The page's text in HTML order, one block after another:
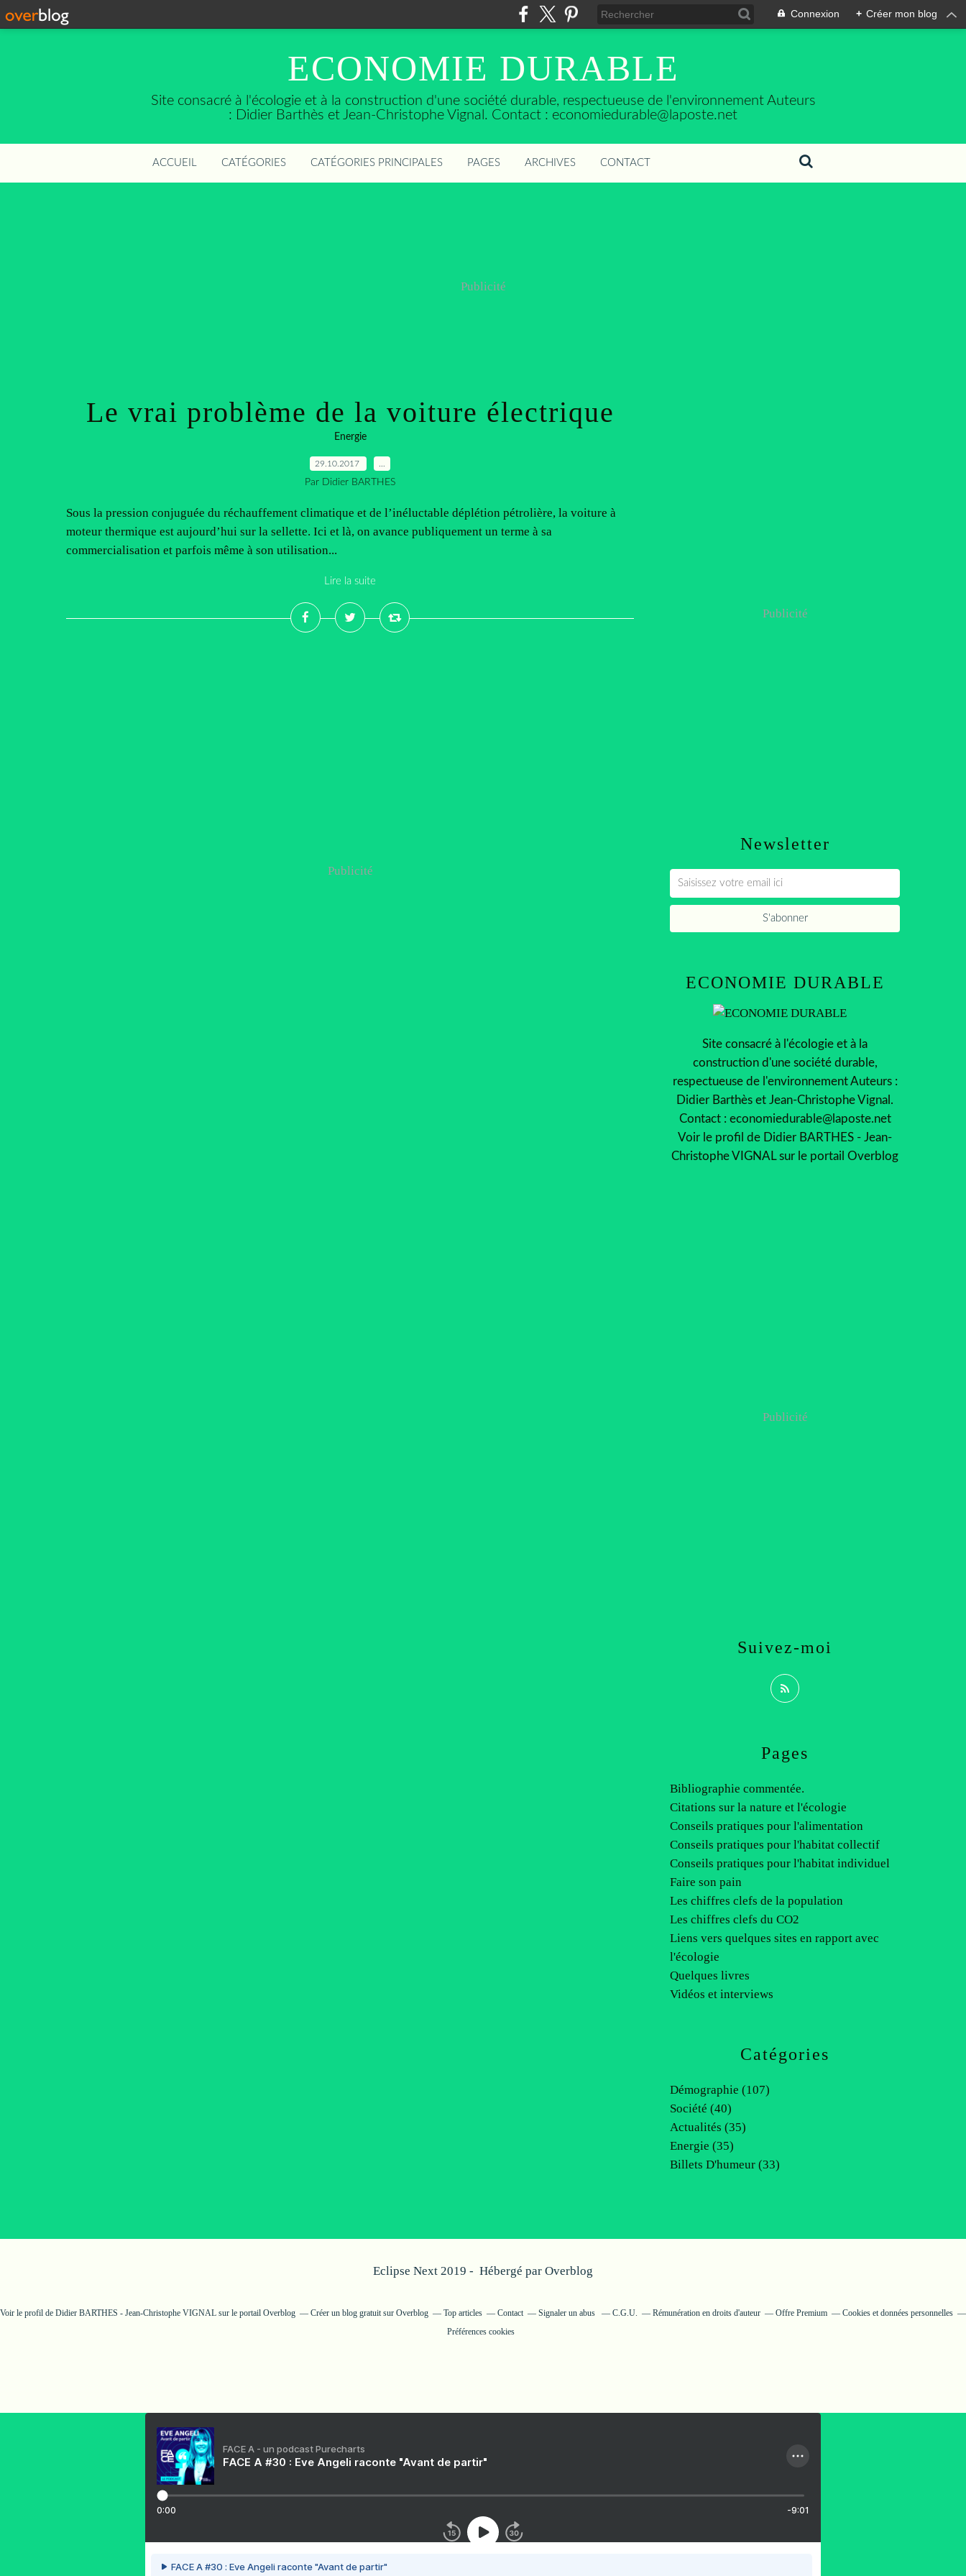
Connexion + Créer mon blog
ECONOMIE DURABLE
Site consacré à l'écologie et à la construction d'une société durable, respectueuse de l'environnement Auteurs
: Didier Barthès et Jean-Christophe Vignal. Contact : economiedurable@laposte.net
ACCUEIL CATÉGORIES CATÉGORIES PRINCIPALES PAGES ARCHIVES CONTACT
Publicité
Le vrai problème de la voiture électrique
Energie
29.10.2017
Par Didier BARTHES
Sous la pression conjuguée du réchauffement climatique et de l’inéluctable déplétion pétrolière, la voiture à
moteur thermique est aujourd’hui sur la sellette. Ici et là, on avance publiquement un terme à sa
commercialisation et parfois même à son utilisation...
Lire la suite
Publicité
Newsletter
Publicité
Catégories
Démographie (107)
Société (40)
Actualités (35)
Energie (35)
Billets D'humeur (33)
Pages
Bibliographie commentée.
Citations sur la nature et l'écologie
Conseils pratiques pour l'alimentation
Conseils pratiques pour l'habitat collectif
Conseils pratiques pour l'habitat individuel
Faire son pain
Les chiffres clefs de la population
Les chiffres clefs du CO2
Liens vers quelques sites en rapport avec
l'écologie
Quelques livres
Vidéos et interviews
ECONOMIE DURABLE
Site consacré à l'écologie et à la
construction d'une société durable,
respectueuse de l'environnement Auteurs :
Didier Barthès et Jean-Christophe Vignal.
Contact : economiedurable@laposte.net
Voir le profil de Didier BARTHES - Jean-
Christophe VIGNALsur le portail Overblog
Suivez-moi
Publicité
Eclipse Next 2019 - Hébergé par Overblog
Voir le profil de Didier BARTHES - Jean-Christophe VIGNAL sur le portail Overblog Créer un blog gratuit sur Overblog Top articles Contact Signaler un abus C.G.U. Rémunération en droits d'auteur Offre Premium
Cookies et données personnelles
Préférences cookies
FACE A - un podcast Purecharts
FACE A #30 : Eve Angeli raconte "Avant de partir"
0:00 -9:01
FACE A #30 : Eve Angeli raconte "Avant de partir"